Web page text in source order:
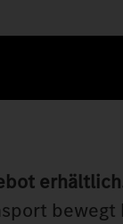
bewegt